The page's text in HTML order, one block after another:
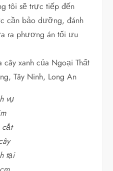
tôi sẽ trực tiếp đến
cần bảo dưỡng, đánh
ra phương án tối ưu
vụ
cắt
tại